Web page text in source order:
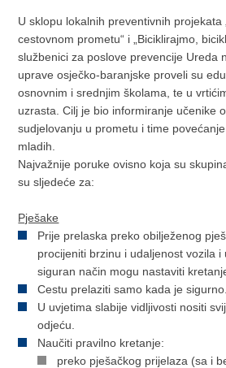
U sklopu lokalnih preventivnih projekata
cestovnom prometu“ i „Biciklirajmo,
službenici za poslove prevencije Ureda
uprave osječko-baranjske proveli su
osnovnim i srednjim školama, te u
uzrasta. Cilj je bio informiranje učenike
sudjelovanju u prometu i time
mladih.
Najvažnije poruke ovisno koja su
su sljedeće za:
Pješake
Prije prelaska preko obilježenog
procijeniti brzinu i udaljenost vozila i
siguran način mogu nastaviti
Cestu prelaziti samo kada je sigurno.
U uvjetima slabije vidljivosti nositi
odjeću.
Naučiti pravilno kretanje:
preko pješačkog prijelaza (sa i